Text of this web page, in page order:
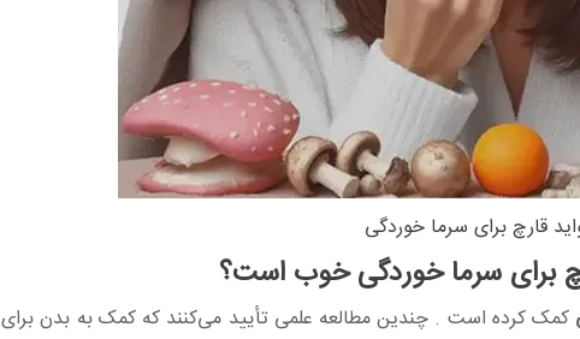
قارچ برای سرما خوردگی
برای سرما خوردگی خوب است؟
کمک کرده است . چندین مطالعه علمی تأیید می‌کنند که کمک به بدن برای